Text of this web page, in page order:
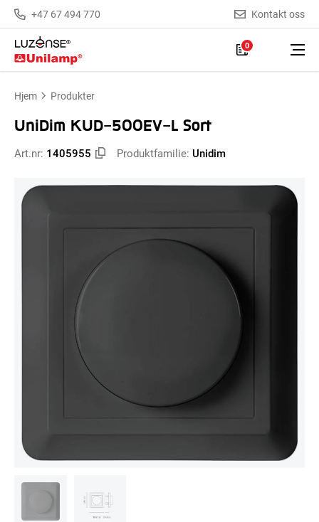
+47 67 494 770 Kontakt oss
0
Hjem Produkter
UniDim KUD-500EV-L Sort
Art.nr: 1405955 Produktfamilie: Unidim